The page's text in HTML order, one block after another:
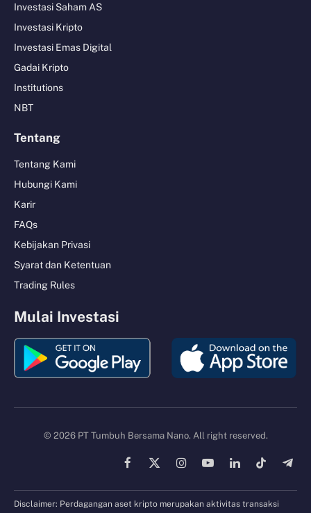
Investasi Saham AS
Investasi Kripto
Investasi Emas Digital
Gadai Kripto
Institutions
NBT
Tentang
Tentang Kami
Hubungi Kami
Karir
FAQs
Kebijakan Privasi
Syarat dan Ketentuan
Trading Rules
Mulai Investasi
© 2026 PT Tumbuh Bersama Nano. All right reserved.
Facebook
X
InstagramYouTubeLinkedInTikTok
Disclaimer: Perdagangan aset kripto merupakan aktivitas transaksi